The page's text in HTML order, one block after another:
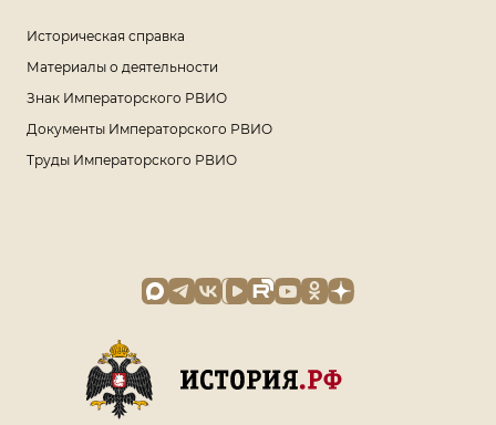
Историческая справка
Материалы о деятельности
Знак Императорского РВИО
Документы Императорского РВИО
Труды Императорского РВИО